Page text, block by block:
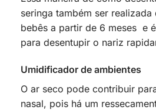
seringa também ser realizada
bebês a partir de 6 meses e
para desentupir o nariz
Umidificador de ambientes
O ar seco pode contribuir
nasal, pois há um